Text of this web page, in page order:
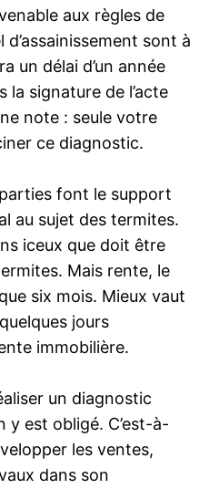
aux règles de
sont à
un délai d’un année
la signature de l’acte
note : seule votre
ce diagnostic.
font le support
au sujet des termites.
iceux que doit être
Mais rente, le
six mois. Mieux vaut
jours
immobilière.
un diagnostic
y est obligé. C’est-à-
les ventes,
dans son